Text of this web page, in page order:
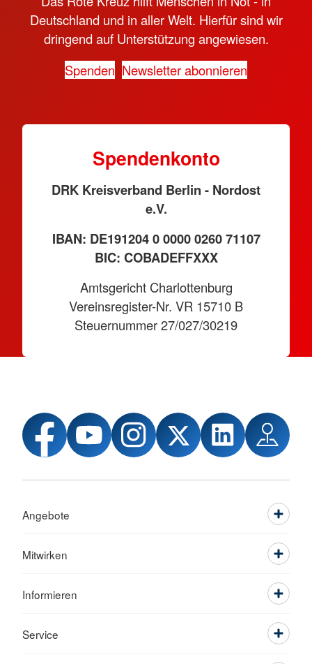
Deutschland und in aller Welt. Hierfür sind wir
dringend auf Unterstützung angewiesen.
Spenden Newsletter abonnieren
Spendenkonto
DRK Kreisverband Berlin - Nordost
e.V.
IBAN: DE191204 0 0000 0260 71107
BIC: COBADEFFXXX
Amtsgericht Charlottenburg
Vereinsregister-Nr. VR 15710 B
Steuernummer 27/027/30219
Angebote
Mitwirken
Informieren
Service